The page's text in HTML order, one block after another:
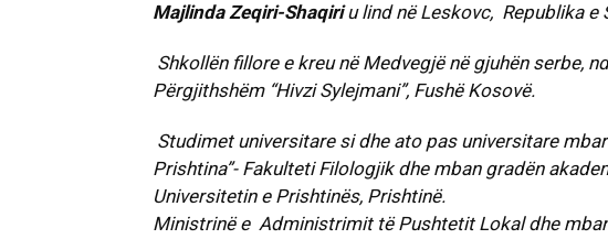
Majlinda Zeqiri-Shaqiriu lind në Leskovc,
Shkollën fillore e kreu në Medvegjë në gjuhën
Përgjithshëm “Hivzi Sylejmani”, Fushë
Studimet universitare si dhe ato pas universitare
Prishtina”- Fakulteti Filologjik dhe mban gradën
Universitetin e Prishtinës,
Ministrinë e Administrimit të Pushtetit Lokal dhe